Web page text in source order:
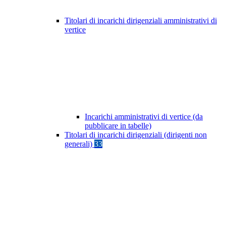
Titolari di incarichi dirigenziali amministrativi di
vertice
Incarichi amministrativi di vertice (da
pubblicare in tabelle)
Titolari di incarichi dirigenziali (dirigenti non
generali) 33